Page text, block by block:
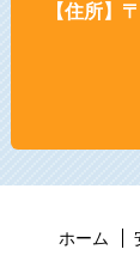
【住所】
ホーム